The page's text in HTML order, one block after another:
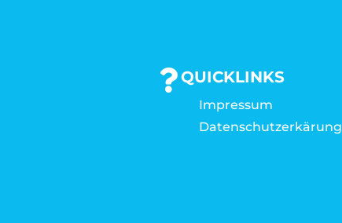
QUICKLINKS
Impressum
Datenschutzerkärung